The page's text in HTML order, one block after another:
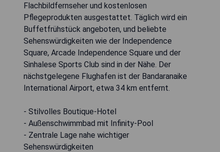
Flachbildfernseher und kostenlosen
Pflegeprodukten ausgestattet. Täglich wird ein
Buffetfrühstück angeboten, und beliebte
Sehenswürdigkeiten wie der Independence
Square, Arcade Independence Square und der
Sinhalese Sports Club sind in der Nähe. Der
nächstgelegene Flughafen ist der Bandaranaike
International Airport, etwa 34 km entfernt.
- Stilvolles Boutique-Hotel
- Außenschwimmbad mit Infinity-Pool
- Zentrale Lage nahe wichtiger
Sehenswürdigkeiten